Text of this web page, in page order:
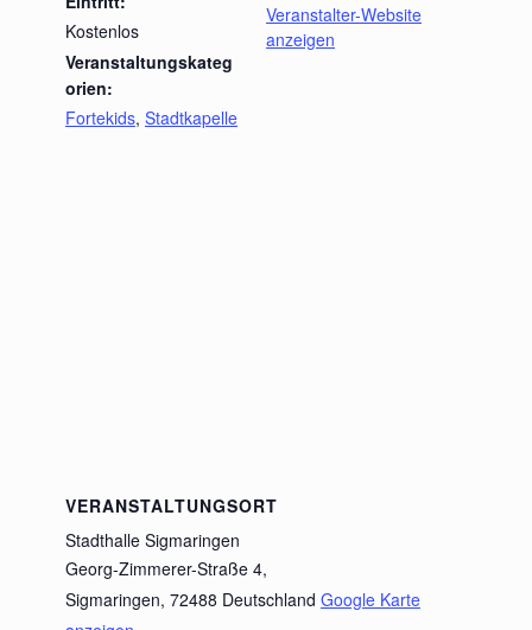
Kostenlos
Veranstaltungskateg
orien:
Fortekids, Stadtkapelle
Veranstalter-Website
anzeigen
VERANSTALTUNGSORT
Stadthalle Sigmaringen
Georg-Zimmerer-Straße 4,
Sigmaringen, 72488 Deutschland Google Karte